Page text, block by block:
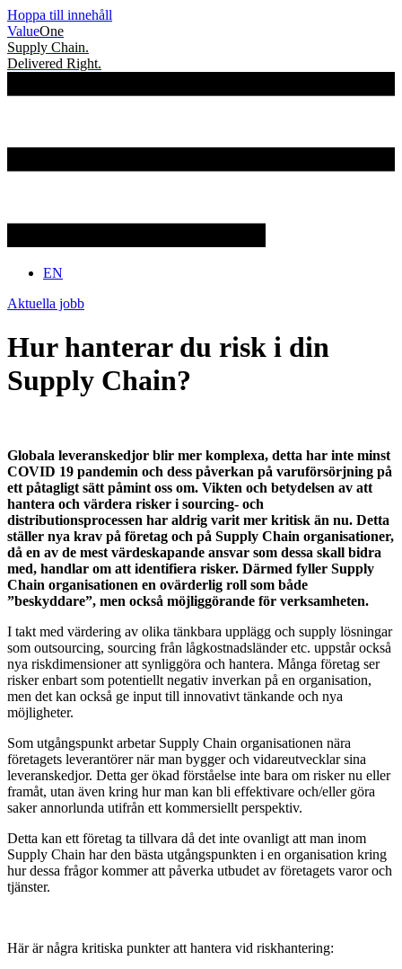
Hoppa till innehåll
ValueOne
Supply Chain.
Delivered Right.
EN
Aktuella jobb
Hur hanterar du risk i din
Supply Chain?
Globala leveranskedjor blir mer komplexa, detta har inte minst
COVID 19 pandemin och dess påverkan på varuförsörjning på
ett påtagligt sätt påmint oss om. Vikten och betydelsen av att
hantera och värdera risker i sourcing- och
distributionsprocessen har aldrig varit mer kritisk än nu. Detta
ställer nya krav på företag och på Supply Chain organisationer,
då en av de mest värdeskapande ansvar som dessa skall bidra
med, handlar om att identifiera risker. Därmed fyller Supply
Chain organisationen en ovärderlig roll som både
”beskyddare”, men också möjliggörande för verksamheten.
I takt med värdering av olika tänkbara upplägg och supply lösningar
som outsourcing, sourcing från lågkostnadsländer etc. uppstår också
nya riskdimensioner att synliggöra och hantera. Många företag ser
risker enbart som potentiellt negativ inverkan på en organisation,
men det kan också ge input till innovativt tänkande och nya
möjligheter.
Som utgångspunkt arbetar Supply Chain organisationen nära
företagets leverantörer när man bygger och vidareutvecklar sina
leveranskedjor. Detta ger ökad förståelse inte bara om risker nu eller
framåt, utan även kring hur man kan bli effektivare och/eller göra
saker annorlunda utifrån ett kommersiellt perspektiv.
Detta kan ett företag ta tillvara då det inte ovanligt att man inom
Supply Chain har den bästa utgångspunkten i en organisation kring
hur dessa frågor kommer att påverka utbudet av företagets varor och
tjänster.
Här är några kritiska punkter att hantera vid riskhantering: